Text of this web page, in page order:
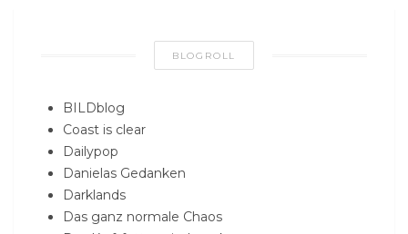
BLOGROLL
BILDblog
Coast is clear
Dailypop
Danielas Gedanken
Darklands
Das ganz normale Chaos